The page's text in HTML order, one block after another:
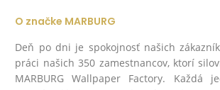
O značke MARBURG
Deň po dni je spokojnosť našich
práci našich 350 zamestnancov, ktorí
MARBURG Wallpaper Factory. Každá